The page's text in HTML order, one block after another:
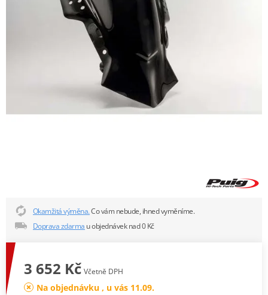
Okamžitá výměna.Co vám nebude, ihned vyměníme.
Doprava zdarma u objednávek nad 0 Kč
3 652 Kč Včetně DPH
Na objednávku , u vás 11.09.